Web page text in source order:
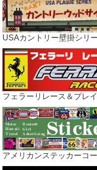
USAカントリー壁掛シリ
フェラーリレース＆プレ
アメリカンステッカーコ